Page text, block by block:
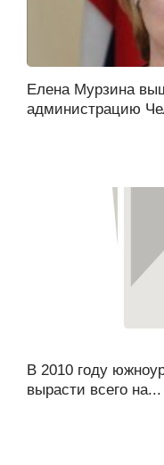
Елена Мурзина
администрацию
В 2010 году
вырасти всего на...